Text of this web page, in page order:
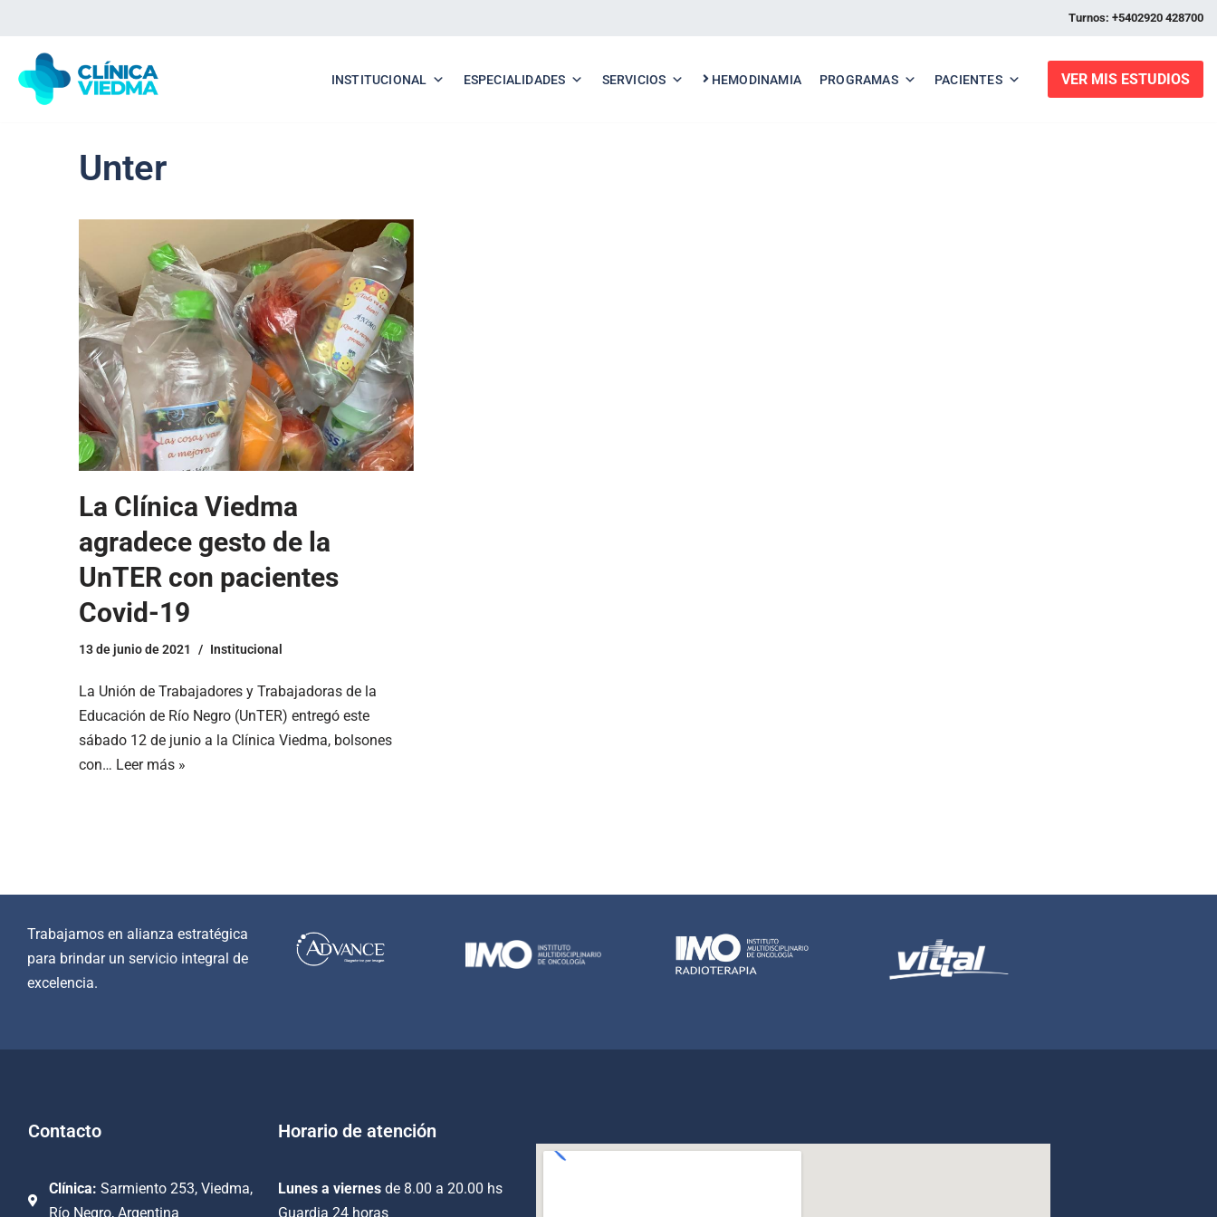
Saltar
al
contenido
Turnos: +5402920 428700
INSTITUCIONAL ESPECIALIDADES SERVICIOS HEMODINAMIA PROGRAMAS PACIENTES VER MIS ESTUDIOS
Unter
La Clínica Viedma
agradece gesto de la
UnTER con pacientes
Covid-19
13 de junio de 2021 Institucional
La Unión de Trabajadores y Trabajadoras de la
Educación de Río Negro (UnTER) entregó este
sábado 12 de junio a la Clínica Viedma, bolsones
con… Leer más »
Trabajamos en alianza estratégica
para brindar un servicio integral de
excelencia.
Contacto
Clínica: Sarmiento 253, Viedma,
Río Negro, Argentina
Horario de atención
Lunes a viernesde 8.00 a 20.00 hs
Guardia 24 horas